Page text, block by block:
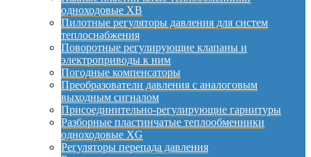
одноходовые XB
Пилотные регуляторы давления для систем
теплоснабжения
Поворотные регулирующие клапаны и
электроприводы к ним
Погодные компенсаторы
Преобразователи давления с аналоговым
выходным сигналом
Присоединительно-регулирующие гарнитуры
Разборные пластинчатые теплообменники
одноходовые XG
Регуляторы перепада давления